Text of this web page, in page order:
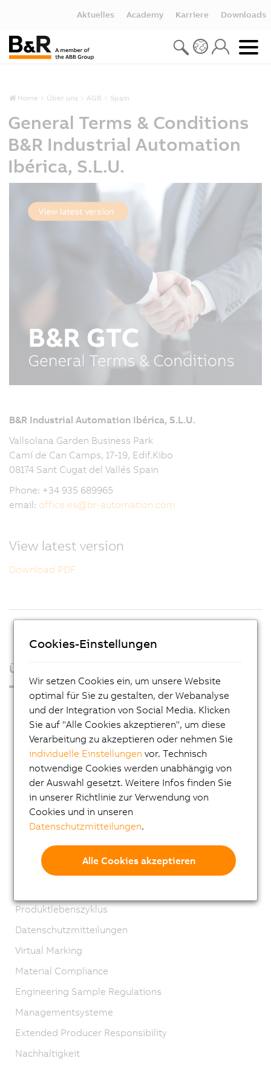
Aktuelles Academy Karriere Downloads
Home Über uns AGB Spain
General Terms & Conditions
B&R Industrial Automation
Ibérica, S.L.U.
B&R Industrial Automation Ibérica, S.L.U.
Vallsolana Garden Business Park
Camí de Can Camps, 17-19, Edif.Kibo
08174 Sant Cugat del Vallés Spain
Phone: +34 935 689965
email: office.es@br-automation.com
View latest version
Download PDF
Über uns
Presse
Blog
AutoMates
E-Mail-Service von B&R
Karriere
Lehre
Standorte
Kontakt
Impressum
Produktlebenszyklus
Datenschutzmitteilungen
Virtual Marking
Material Compliance
Engineering Sample Regulations
Managementsysteme
Extended Producer Responsibility
Nachhaltigkeit
Cookies-Einstellungen
Wir setzen Cookies ein, um unsere Website
optimal für Sie zu gestalten, der Webanalyse
und der Integration von Social Media. Klicken
Sie auf "Alle Cookies akzeptieren", um diese
Verarbeitung zu akzeptieren oder nehmen Sie
individuelle Einstellungen vor. Technisch
notwendige Cookies werden unabhängig von
der Auswahl gesetzt. Weitere Infos finden Sie
in unserer Richtlinie zur Verwendung von
Cookies und in unseren
Datenschutzmitteilungen.
Alle Cookies akzeptieren